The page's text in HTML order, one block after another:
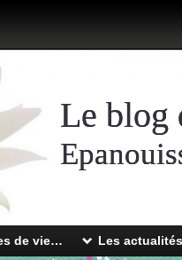
Le blog
de vie… Les